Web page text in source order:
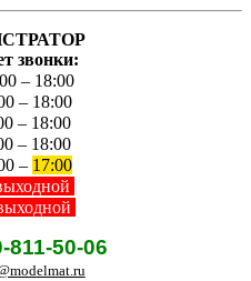
звонки:
– 18:00
– 18:00
– 18:00
– 18:00
– 17:00
811-50-06